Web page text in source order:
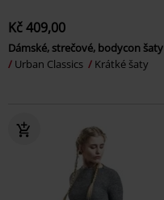
Kč 409,00
Dámské, strečové, bodycon šaty
Urban Classics
Krátké šaty